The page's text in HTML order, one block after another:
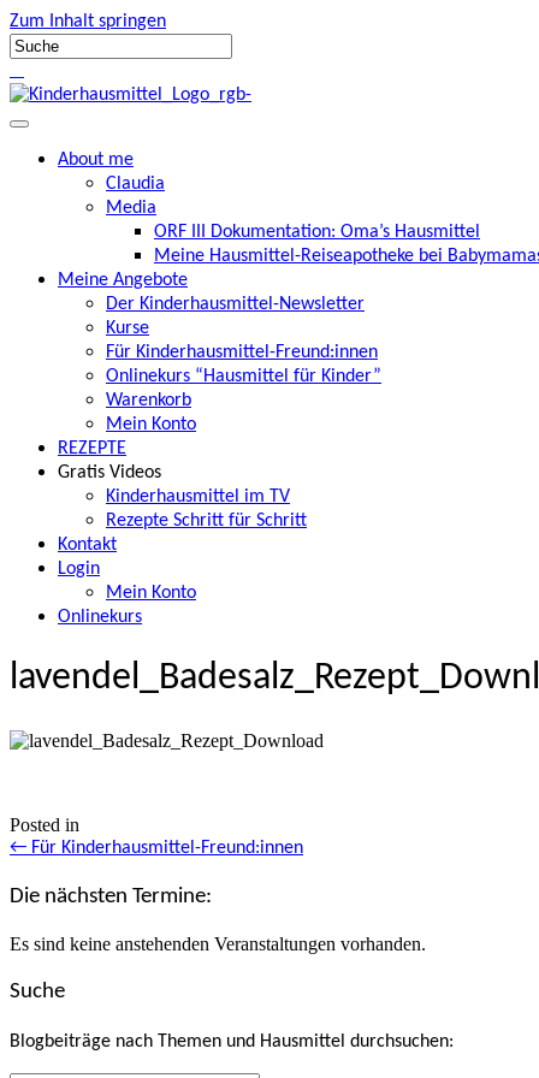
Zum Inhalt springen
About me
Claudia
Media
ORF III Dokumentation: Oma’s Hausmittel
Meine Hausmittel-Reiseapotheke bei
Meine Angebote
Der Kinderhausmittel-Newsletter
Kurse
Für Kinderhausmittel-Freund:innen
Onlinekurs “Hausmittel für Kinder”
Warenkorb
Mein Konto
REZEPTE
Gratis Videos
Kinderhausmittel im TV
Rezepte Schritt für Schritt
Kontakt
Login
Mein Konto
Onlinekurs
Posted in
Posts
navigation
← Für Kinderhausmittel-Freund:innen
Die nächsten Termine:
Es sind keine anstehenden Veranstaltungen vorhanden.
Suche
Blogbeiträge nach Themen und Hausmittel durchsuchen: